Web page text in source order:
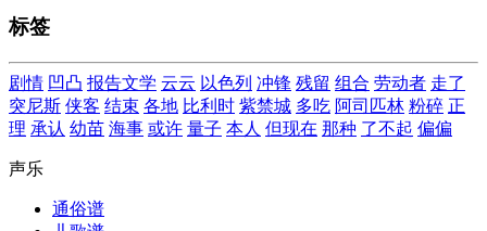
标签
剧情 凹凸 报告文学 云云 以色列 冲锋 残留 组合 劳动者 走了
突尼斯 侠客 结束 各地 比利时 紫禁城 多吃 阿司匹林 粉碎 正
理 承认 幼苗 海事 或许 量子 本人 但现在 那种 了不起 偏偏
声乐
通俗谱